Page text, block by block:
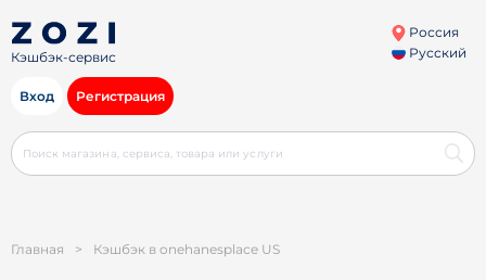
Кэшбэк-сервис
Россия
Русский
Вход Регистрация
Главная > Кэшбэк в onehanesplace US